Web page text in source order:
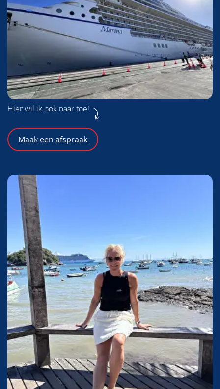
Hier wil ik ook naar toe!
Maak een afspraak